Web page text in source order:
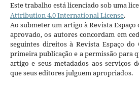
Este trabalho está licenciado sob uma
Attribution 4.0 International License.
Ao submeter um artigo à Revista Espaço
aprovado, os autores concordam em
seguintes direitos à Revista Espaço
primeira publicação e a permissão para
artigo e seus metadados aos serviços
que seus editores julguem apropriados.